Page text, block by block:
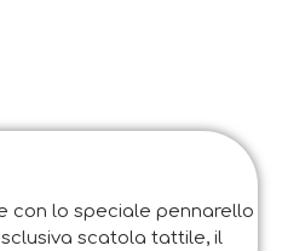
con lo speciale pennarello
scatola tattile, il